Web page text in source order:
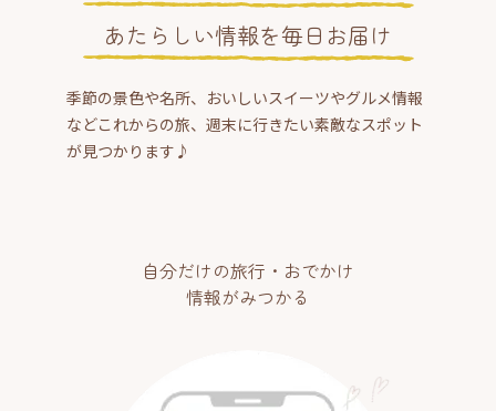
あたらしい情報を毎日お届け
季節の景色や名所、おいしいスイーツやグルメ情報
などこれからの旅、週末に行きたい素敵なスポット
が見つかります♪
自分だけの旅行・おでかけ
情報がみつかる